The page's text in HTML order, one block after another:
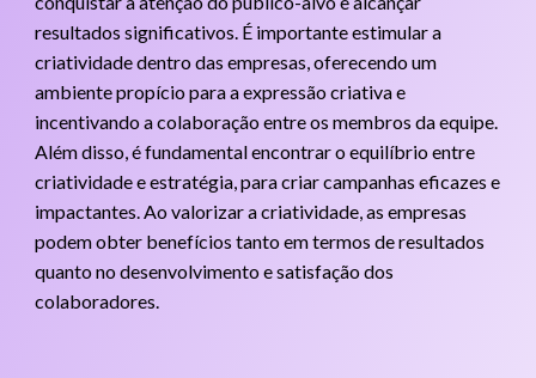
resultados significativos. É importante estimular a
criatividade dentro das empresas, oferecendo um
ambiente propício para a expressão criativa e
incentivando a colaboração entre os membros da equipe.
Além disso, é fundamental encontrar o equilíbrio entre
criatividade e estratégia, para criar campanhas eficazes e
impactantes. Ao valorizar a criatividade, as empresas
podem obter benefícios tanto em termos de resultados
quanto no desenvolvimento e satisfação dos
colaboradores.